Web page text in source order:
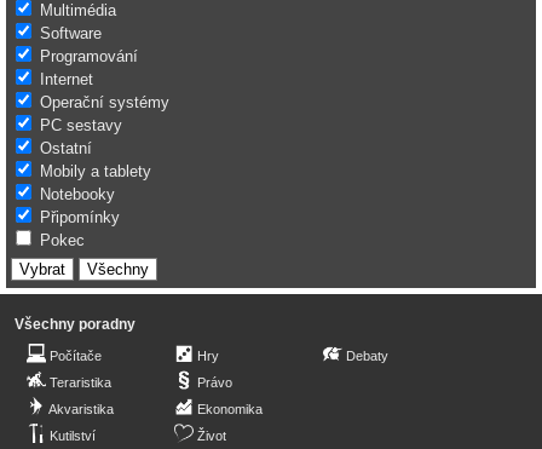
Multimédia
Software
Programování
Internet
Operační systémy
PC sestavy
Ostatní
Mobily a tablety
Notebooky
Připomínky
Pokec
Všechny poradny
Počítače
Teraristika
Akvaristika
Kutilství
Hry
Právo
Ekonomika
Život
Debaty